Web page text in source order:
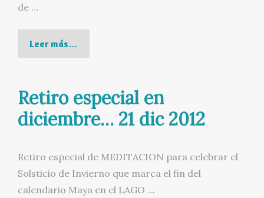
de …
Leer más…
Especial
de
año
31
2013
-1
ene
Retiro especial en
diciembre… 21 dic 2012
Retiro especial de MEDITACION para celebrar el
Solsticio de Invierno que marca el fin del
calendario Maya en el LAGO …